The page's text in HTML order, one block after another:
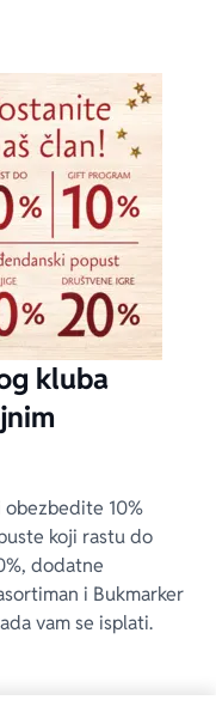
kluba
obezbedite 10%
koji rastu do
dodatne
i Bukmarker
vam se isplati.